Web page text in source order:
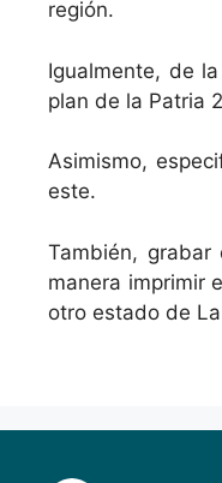
región.
Igualmente, de
plan de la Patria
Asimismo,
este.
También,
manera imprimir
otro estado de